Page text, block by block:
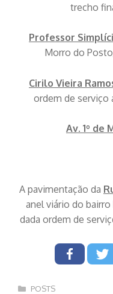
trecho
Professor
Morro do
Cirilo Vieira
ordem de serviço
Av. 1º de
A pavimentação da
anel viário do
dada ordem de
Categorias
POSTS